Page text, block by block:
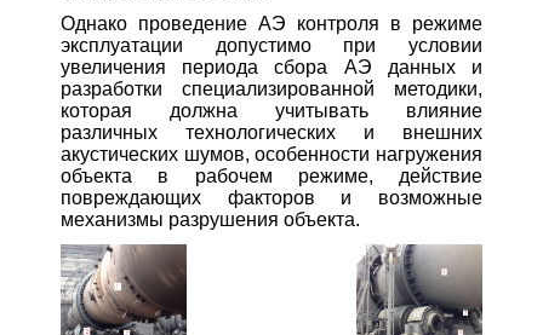
Однако проведение АЭ контроля в режиме
эксплуатации допустимо при условии
увеличения периода сбора АЭ данных и
разработки специализированной методики,
которая должна учитывать влияние
различных технологических и внешних
акустических шумов, особенности нагружения
объекта в рабочем режиме, действие
повреждающих факторов и возможные
механизмы разрушения объекта.